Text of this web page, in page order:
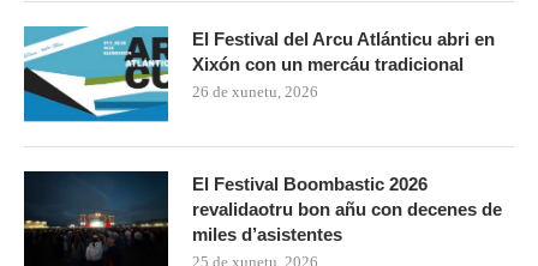
El Festival del Arcu Atlánticu abri en
Xixón con un mercáu tradicional
26 de xunetu, 2026
El Festival Boombastic 2026
revalidaotru bon añu con decenes de
miles d’asistentes
25 de xunetu, 2026